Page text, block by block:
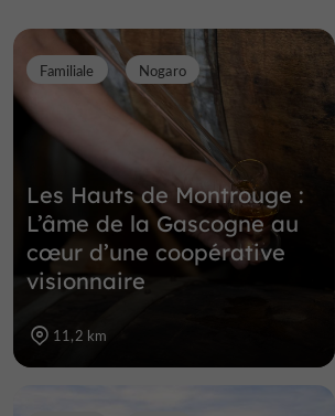
Les Hauts de Montrouge :
L’âme de la Gascogne au
cœur d’une coopérative
visionnaire
Familiale Nogaro
11,2 km